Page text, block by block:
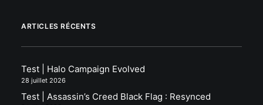
ARTICLES RÉCENTS
Test | Halo Campaign Evolved
28 juillet 2026
Test | Assassin’s Creed Black Flag : Resynced